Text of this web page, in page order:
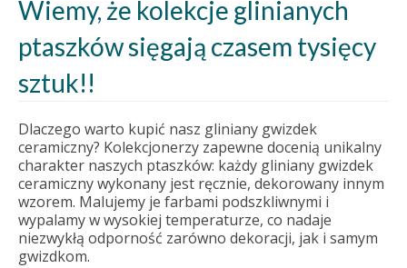
Wiemy, że kolekcje glinianych
ptaszków sięgają czasem tysięcy
sztuk!!
Dlaczego warto kupić nasz gliniany gwizdek
ceramiczny? Kolekcjonerzy zapewne docenią unikalny
charakter naszych ptaszków: każdy gliniany gwizdek
ceramiczny wykonany jest ręcznie, dekorowany innym
wzorem. Malujemy je farbami podszkliwnymi i
wypalamy w wysokiej temperaturze, co nadaje
niezwykłą odporność zarówno dekoracji, jak i samym
gwizdkom.